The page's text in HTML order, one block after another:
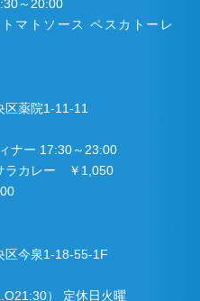
～20:00
マトソース ペスカトーレ
区薬院1-11-11
ナー 17:30～23:00
ラカレー ￥1,050
区今泉1-18-55-1F
） 定休日火曜